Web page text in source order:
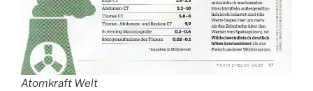
Atomkraft Welt